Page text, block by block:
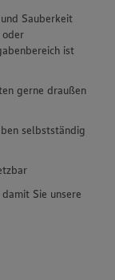
Sauberkeit
ist
gerne draußen
selbstständig
Sie unsere